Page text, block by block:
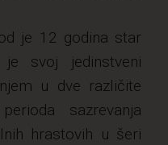
je 12 godina star
svoj jedinstveni
u dve različite
sazrevanja
hrastovih u šeri